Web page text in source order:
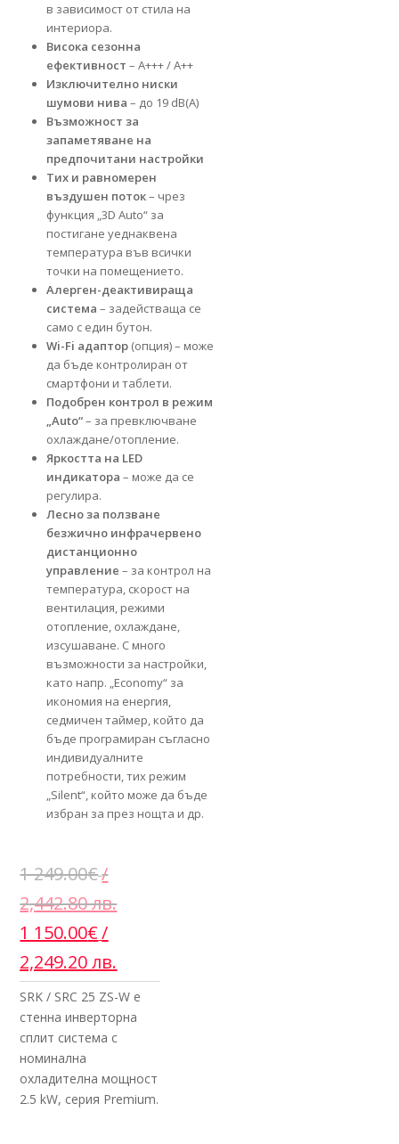
в зависимост от стила на
интериора.
Висока сезонна
ефективност– A+++ / A++
Изключително ниски
шумови нива– до 19 dB(A)
Възможност за
запаметяване на
предпочитани настройки
Тих и равномерен
въздушен поток– чрез
функция „3D Auto“ за
постигане уеднаквена
температура във всички
точки на помещението.
Алерген-деактивираща
система – задействаща се
само с един бутон.
Wi-Fi адаптор (опция) – може
да бъде контролиран от
смартфони и таблети.
Подобрен контрол в режим
„Auto“– за превключване
охлаждане/отопление.
Яркостта на LED
индикатора – може да се
регулира.
Лесно за ползване
безжично инфрачервено
дистанционно
управление – за контрол на
температура, скорост на
вентилация, режими
отопление, охлаждане,
изсушаване. С много
възможности за настройки,
като напр. „Economy“ за
икономия на енергия,
седмичен таймер, който да
бъде програмиран съгласно
индивидуалните
потребности, тих режим
„Silent“, който може да бъде
избран за през нощта и др.
1 249.00€/
2,442.80 лв.
Original
price
was:
1
249.00€
/
2,442.80
1 150.00€/
2,249.20 лв.
SRK / SRC 25 ZS-W е
стенна инверторна
сплит система с
номинална
охладителна мощност
2.5 kW, серия Premium.